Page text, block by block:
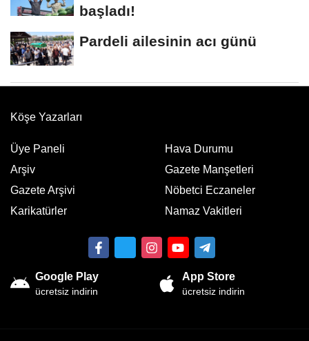
başladı!
Pardeli ailesinin acı günü
Köşe Yazarları
Üye Paneli
Arşiv
Gazete Arşivi
Karikatürler
Hava Durumu
Gazete Manşetleri
Nöbetci Eczaneler
Namaz Vakitleri
Google Play
ücretsiz indirin
App Store
ücretsiz indirin